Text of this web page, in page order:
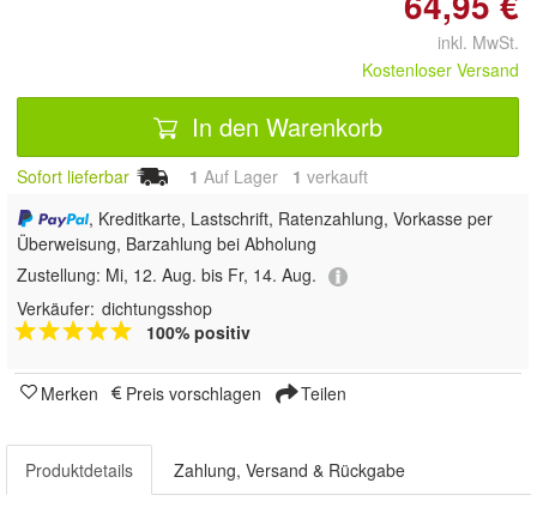
inkl. MwSt.
Kostenloser Versand
In den Warenkorb
Sofort lieferbar 1 Auf Lager 1 verkauft
, Kreditkarte, Lastschrift, Ratenzahlung, Vorkasse per
Überweisung, Barzahlung bei Abholung
Zustellung: Mi, 12. Aug. bis Fr, 14. Aug.
Verkäufer: dichtungsshop
100% positiv
Merken Preis vorschlagen Teilen
Produktdetails Zahlung, Versand & Rückgabe